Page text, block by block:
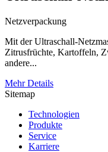
Netzverpackung
Mit der Ultraschall-
Zitrusfrüchte, Kartoffeln,
andere...
Mehr Details
Sitemap
Technologien
Produkte
Service
Karriere